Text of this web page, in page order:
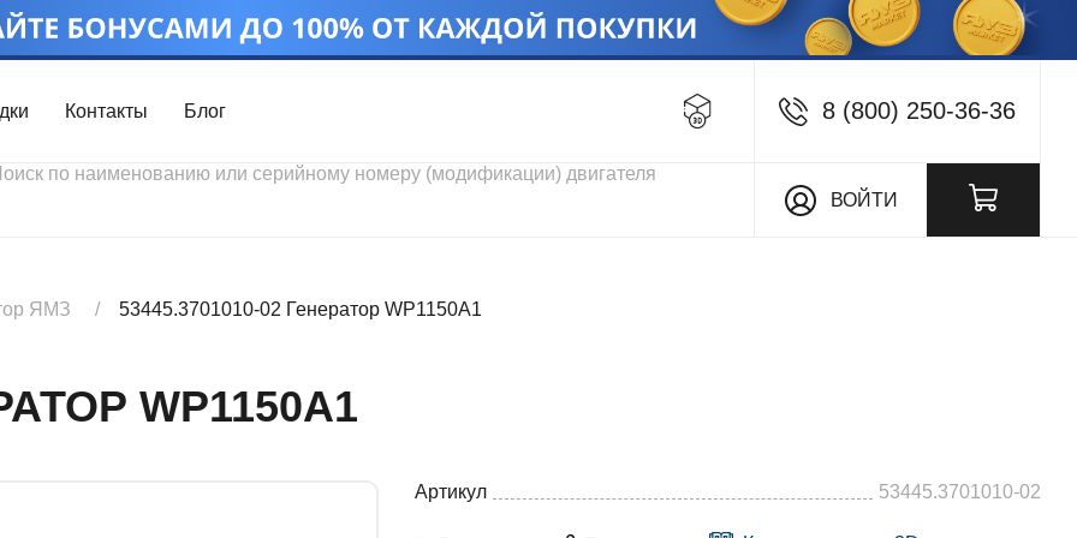
Контакты Блог 8 (800) 250-36-36
ВОЙТИ
Скидки
ЯМЗ 53445.3701010-02 Генератор WP1150A1
WP1150A1
Артикул 53445.3701010-02